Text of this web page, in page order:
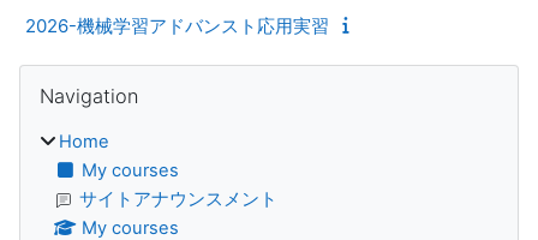
2026-機械学習アドバンスト応用実習
Blocks
Navigation
Home
My courses
サイトアナウンスメント
My courses